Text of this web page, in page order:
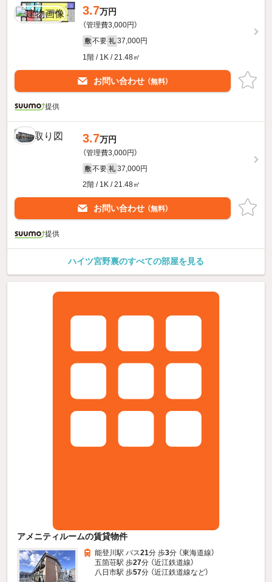
3.7万円
（管理費3,000円）
敷 不要 礼 37,000円
1階 / 1K / 21.48㎡
お問い合わせ （無料）
提供
3.7万円
（管理費3,000円）
敷 不要 礼 37,000円
2階 / 1K / 21.48㎡
お問い合わせ （無料）
提供
ハイツ宮野裏のすべての部屋を見る
アメニティルームの賃貸物件
能登川駅 バス21分 歩3分 （東海道線）
五箇荘駅 歩27分 （近江鉄道線）
八日市駅 歩57分 （近江鉄道線など）